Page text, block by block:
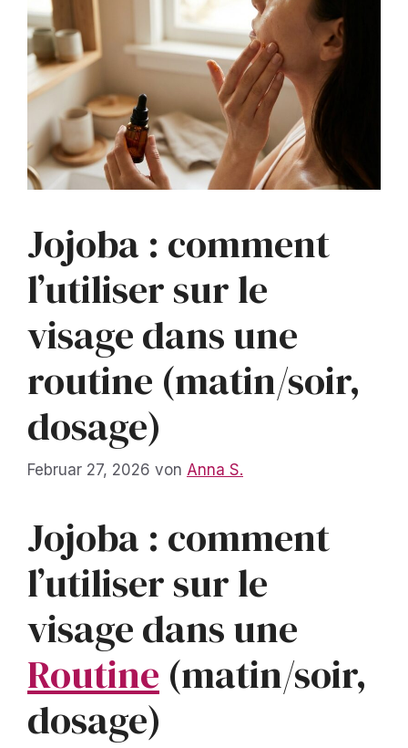
Jojoba : comment
l’utiliser sur le
visage dans une
routine (matin/soir,
dosage)
Februar 27, 2026 von Anna S.
Jojoba : comment
l’utiliser sur le
visage dans une
Routine (matin/soir,
dosage)